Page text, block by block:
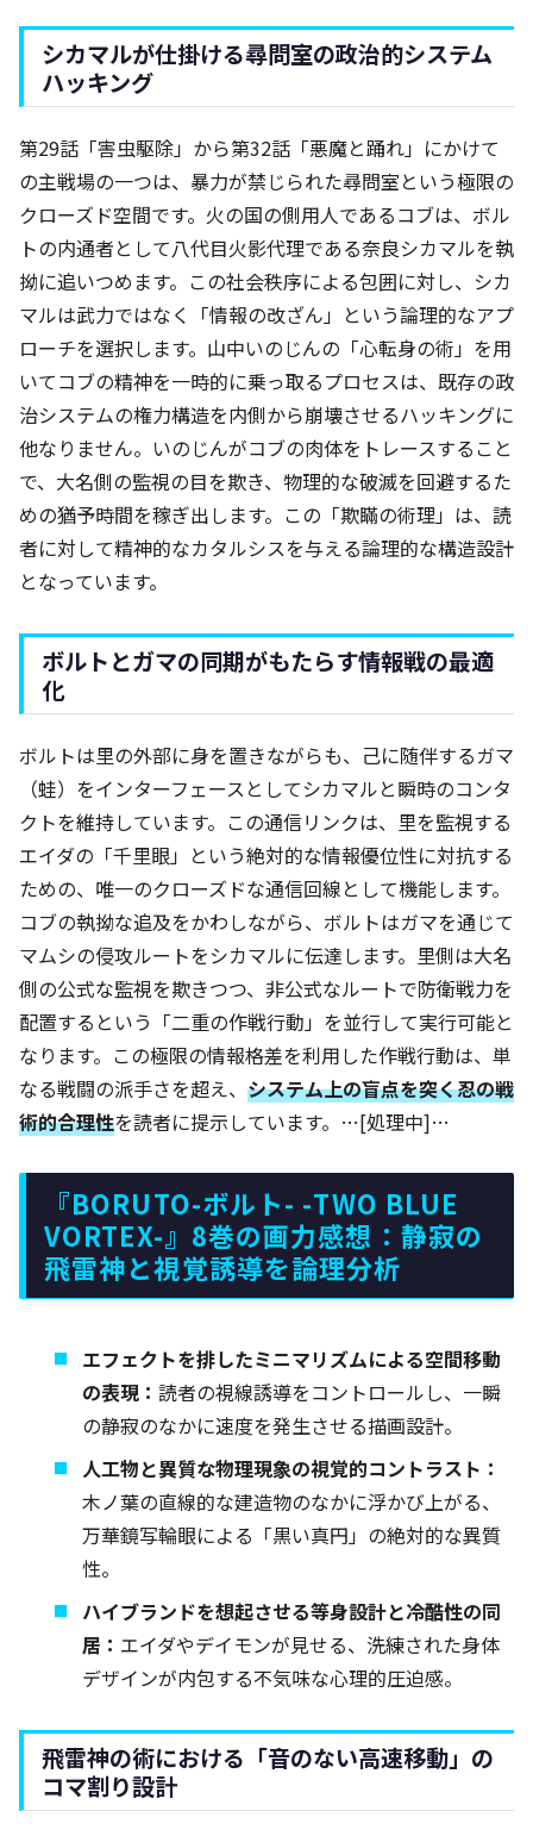
シカマルが仕掛ける尋問室の政治的システム
ハッキング
第29話「害虫駆除」から第32話「悪魔と踊れ」にかけて
の主戦場の一つは、暴力が禁じられた尋問室という極限の
クローズド空間です。火の国の側用人であるコブは、ボル
トの内通者として八代目火影代理である奈良シカマルを執
拗に追いつめます。この社会秩序による包囲に対し、シカ
マルは武力ではなく「情報の改ざん」という論理的なアプ
ローチを選択します。山中いのじんの「心転身の術」を用
いてコブの精神を一時的に乗っ取るプロセスは、既存の政
治システムの権力構造を内側から崩壊させるハッキングに
他なりません。いのじんがコブの肉体をトレースすること
で、大名側の監視の目を欺き、物理的な破滅を回避するた
めの猶予時間を稼ぎ出します。この「欺瞞の術理」は、読
者に対して精神的なカタルシスを与える論理的な構造設計
となっています。
ボルトとガマの同期がもたらす情報戦の最適
化
ボルトは里の外部に身を置きながらも、己に随伴するガマ
（蛙）をインターフェースとしてシカマルと瞬時のコンタ
クトを維持しています。この通信リンクは、里を監視する
エイダの「千里眼」という絶対的な情報優位性に対抗する
ための、唯一のクローズドな通信回線として機能します。
コブの執拗な追及をかわしながら、ボルトはガマを通じて
マムシの侵攻ルートをシカマルに伝達します。里側は大名
側の公式な監視を欺きつつ、非公式なルートで防衛戦力を
配置するという「二重の作戦行動」を並行して実行可能と
なります。この極限の情報格差を利用した作戦行動は、単
なる戦闘の派手さを超え、 システム上の盲点を突く忍の戦
術的合理性を読者に提示しています。…[処理中]…
『BORUTO-ボルト- -TWO BLUE
VORTEX-』8巻の画力感想：静寂の
飛雷神と視覚誘導を論理分析
エフェクトを排したミニマリズムによる空間移動
の表現：読者の視線誘導をコントロールし、一瞬
の静寂のなかに速度を発生させる描画設計。
人工物と異質な物理現象の視覚的コントラスト：
木ノ葉の直線的な建造物のなかに浮かび上がる、
万華鏡写輪眼による「黒い真円」の絶対的な異質
性。
ハイブランドを想起させる等身設計と冷酷性の同
居： エイダやデイモンが見せる、洗練された身体
デザインが内包する不気味な心理的圧迫感。
飛雷神の術における「音のない高速移動」の
コマ割り設計